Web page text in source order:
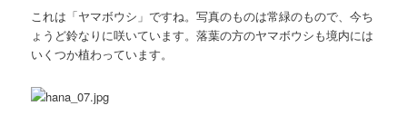
これは「ヤマボウシ」ですね。写真のものは常緑のもので、今ち
ょうど鈴なりに咲いています。落葉の方のヤマボウシも境内には
いくつか植わっています。